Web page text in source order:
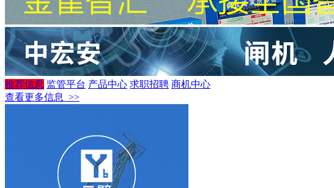
推荐信息 监管平台 产品中心 求职招聘 商机中心
查看更多信息 >>